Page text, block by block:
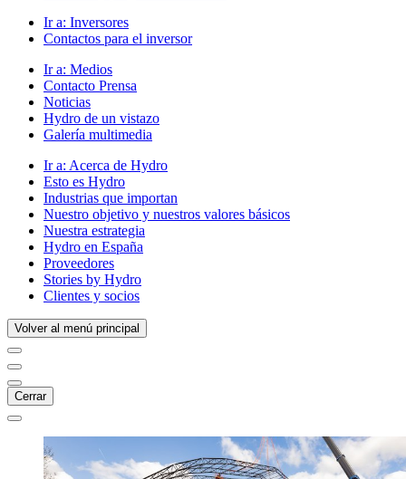
Ir a: Inversores
Contactos para el inversor
Ir a: Medios
Contacto Prensa
Noticias
Hydro de un vistazo
Galería multimedia
Ir a: Acerca de Hydro
Esto es Hydro
Industrias que importan
Nuestro objetivo y nuestros valores básicos
Nuestra estrategia
Hydro en España
Proveedores
Stories by Hydro
Clientes y socios
Volver al menú principal
Cerrar